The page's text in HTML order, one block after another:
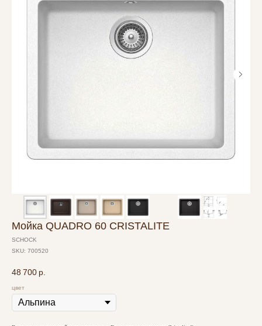
Мойка QUADRO 60 CRISTALITE
SCHOCK
SKU: 700520
48 700 р.
цвет